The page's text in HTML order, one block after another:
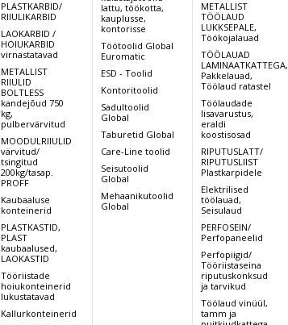
kg
1200 1200
Tõstekõrgus
3500 3500
Töökoridor
2116 2116
Min. kõrgus
mm
2250 2250
Mõõdud: L/P
850/1715 850/1715
Kaal akuga
kg.
654
pool/ ees
2 Kumm/1
Polüuretaan
Veomootori
2,2
PLASTKARBID/
RIIULIKARBID
LAOKARBID /
HOIUKARBID
virnastatavad
METALLIST
RIIULID
BOLTLESS
kandejõud 750
kg,
pulbervärvitud
MOODULRIIULID
värvitud/
tsingitud
200kg/tasap.
PROFF
Kaubaaluse
konteinerid
PLASTKASTID,
PLAST
kaubaalused,
LAOKASTID
Tööriistade
hoiukonteinerid
lukustatavad
Kallurkonteinerid
lattu, töökotta,
kauplusse,
kontorisse
Töötoolid Global
Euromatic
ESD - Toolid
Kontoritoolid
Sadultoolid
Global
Taburetid Global
Care-Line toolid
Seisutoolid
Global
Mehaanikutoolid
Global
METALLIST
TÖÖLAUD
LUKKSEPALE,
Töökojalauad
TÖÖLAUAD
LAMINAATKATTEGA,
Pakkelauad,
Töölaud ratastel
Töölaudade
lisavarustus,
eraldi
koostisosad
RIPUTUSLATT/
RIPUTUSLIIST
Plastkarpidele
Elektrilised
töölauad,
Seisulaud
PERFOSEIN/
Perfopaneelid
Perfopiigid/
Tööriistaseina
riputuskonksud
ja tarvikud
Töölaud vinüül,
tamm ja